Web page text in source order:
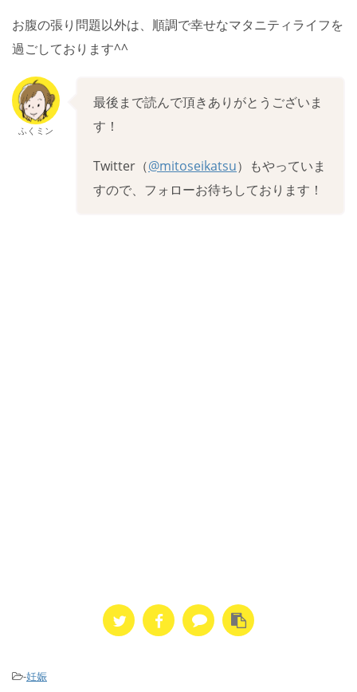
お腹の張り問題以外は、順調で幸せなマタニティライフを
過ごしております^^
ふくミン
最後まで読んで頂きありがとうございま
す！
Twitter（@mitoseikatsu）もやっていま
すので、フォローお待ちしております！
-妊娠